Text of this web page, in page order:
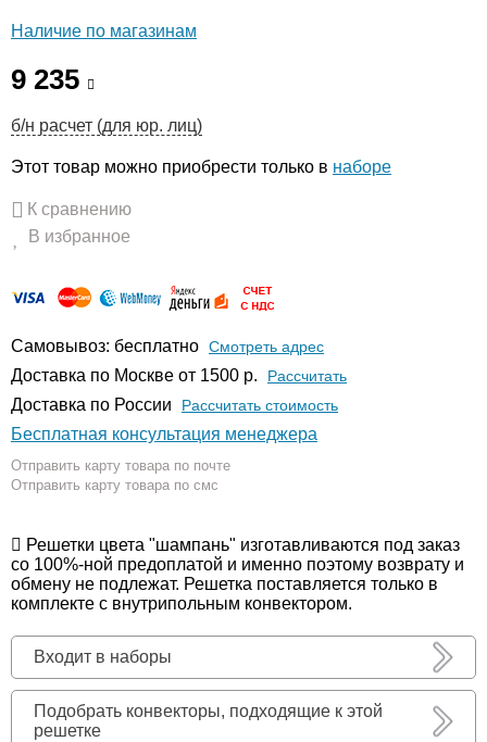
Наличие по магазинам
9 235
б/н расчет (для юр. лиц)
Этот товар можно приобрести только в наборе
К сравнению
В избранное
Самовывоз: бесплатно Смотреть адрес
Доставка по Москве от 1500 р. Расcчитать
Доставка по России Рассчитать стоимость
Бесплатная консультация менеджера
Отправить карту товара по почте
Отправить карту товара по смс
Решетки цвета "шампань" изготавливаются под заказ
со 100%-ной предоплатой и именно поэтому возврату и
обмену не подлежат. Решетка поставляется только в
комплекте с внутрипольным конвектором.
Входит в наборы
Подобрать конвекторы, подходящие к этой
решетке